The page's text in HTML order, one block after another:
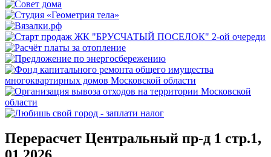
Перерасчет Центральный пр-д 1 стр.1,